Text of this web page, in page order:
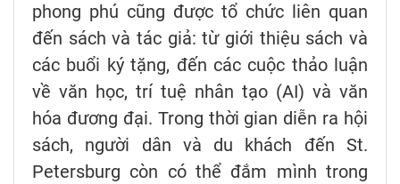
phong phú cũng được tổ chức liên quan
đến sách và tác giả: từ giới thiệu sách và
các buổi ký tặng, đến các cuộc thảo luận
về văn học, trí tuệ nhân tạo (AI) và văn
hóa đương đại. Trong thời gian diễn ra hội
sách, người dân và du khách đến St.
Petersburg còn có thể đắm mình trong